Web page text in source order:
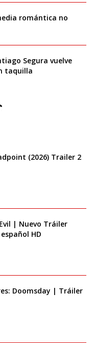
romántica no
Segura vuelve
taquilla
(2026) Trailer 2
| Nuevo Tráiler
HD
Doomsday | Tráiler